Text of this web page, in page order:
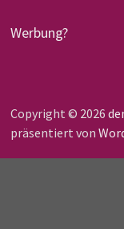
Werbung?
Copyright © 2026
präsentiert von